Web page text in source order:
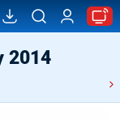
2014